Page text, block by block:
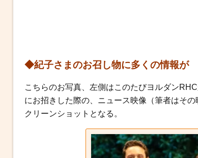
◆紀子さまのお召し物に多くの情報が
こちらのお写真、左側はこのたびヨルダン
にお招きした際の、ニュース映像（筆者はそ
クリーンショットとなる。